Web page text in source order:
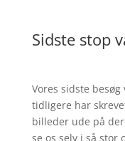
Sidste stop
Vores sidste
tidligere har
billeder ude på
se os selv i så stor